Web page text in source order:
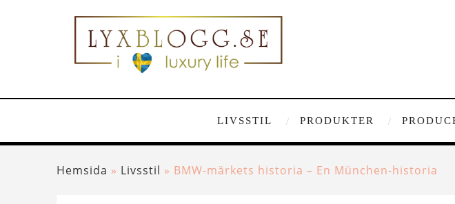
LIVSSTIL PRODUKTER
Hemsida » Livsstil » BMW-märkets historia – En München-historia